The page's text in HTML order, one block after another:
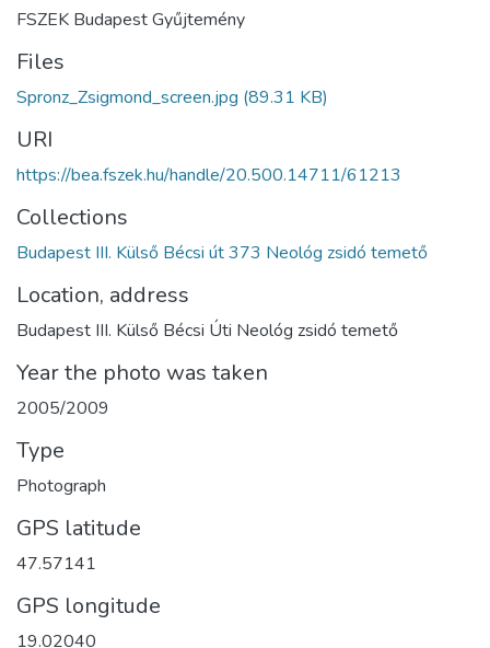
FSZEK Budapest Gyűjtemény
Files
Spronz_Zsigmond_screen.jpg (89.31 KB)
URI
https://bea.fszek.hu/handle/20.500.14711/61213
Collections
Budapest III. Külső Bécsi út 373 Neológ zsidó temető
Location, address
Budapest III. Külső Bécsi Úti Neológ zsidó temető
Year the photo was taken
2005/2009
Type
Photograph
GPS latitude
47.57141
GPS longitude
19.02040